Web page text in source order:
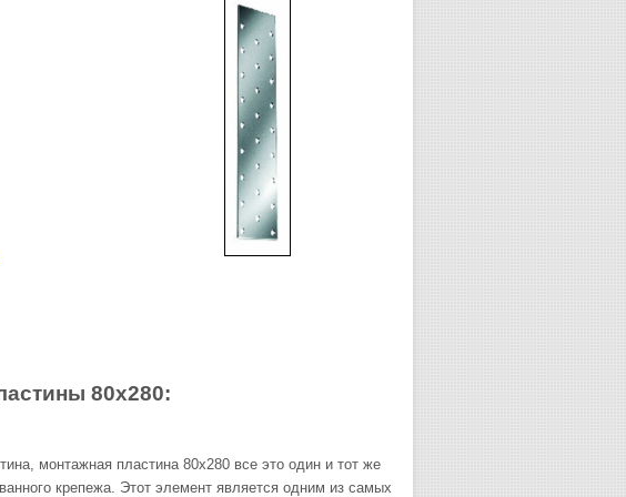
80х280:
монтажная пластина 80х280 все это один и тот же
крепежа. Этот элемент является одним из самых